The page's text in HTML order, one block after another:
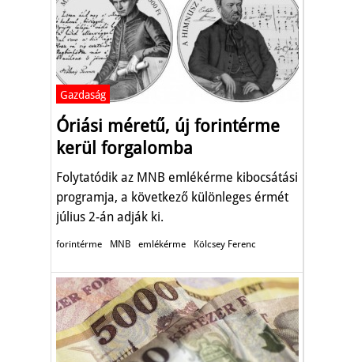
Gazdaság
Óriási méretű, új forintérme
kerül forgalomba
Folytatódik az MNB emlékérme kibocsátási
programja, a következő különleges érmét
július 2-án adják ki.
forintérme MNB emlékérme Kölcsey Ferenc